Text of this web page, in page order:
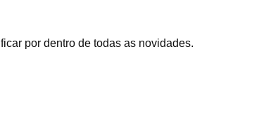
por dentro de todas as novidades.